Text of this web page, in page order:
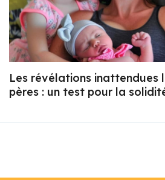
Les révélations inattendues
pères : un test pour la